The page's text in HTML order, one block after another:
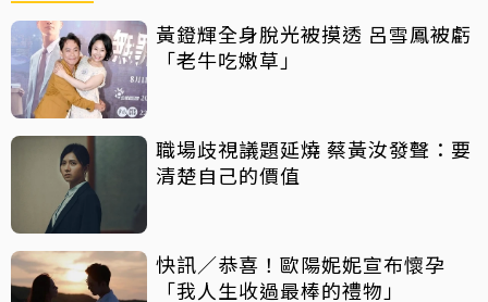
黃鐙輝全身脫光被摸透 呂雪鳳被虧
「老牛吃嫩草」
職場歧視議題延燒 蔡黃汝發聲：要
清楚自己的價值
快訊／恭喜！歐陽妮妮宣布懷孕
「我人生收過最棒的禮物」